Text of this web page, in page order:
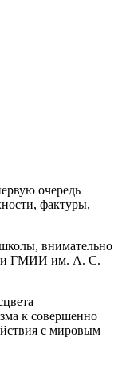
очередь
фактуры,
внимательно
ГМИИ им. А. С.
к совершенно
с мировым